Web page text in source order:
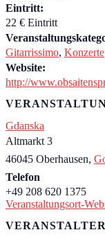
Eintritt:
22 € Eintritt
Gitarrissimo, Konzerte
Website:
http://
Gdanska
Altmarkt 3
46045 Oberhausen,
Telefon
+49 208 620 1375
Veranstaltungsort-
VERANSTALTER